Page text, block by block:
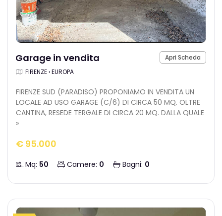
Apri Scheda
Garage in vendita
FIRENZE › EUROPA
FIRENZE SUD (PARADISO) PROPONIAMO IN VENDITA UN
LOCALE AD USO GARAGE (C/6) DI CIRCA 50 MQ. OLTRE
CANTINA, RESEDE TERGALE DI CIRCA 20 MQ. DALLA QUALE
»
€ 95.000
Mq: 50 Camere: 0 Bagni: 0